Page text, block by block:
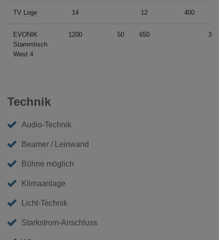
TV Loge 14 12 400
EVONIK
Stammtisch
West 4
1200 50 650 30
Technik
Audio-Technik
Beamer / Leinwand
Bühne möglich
Klimaanlage
Licht-Technik
Starkstrom-Anschluss